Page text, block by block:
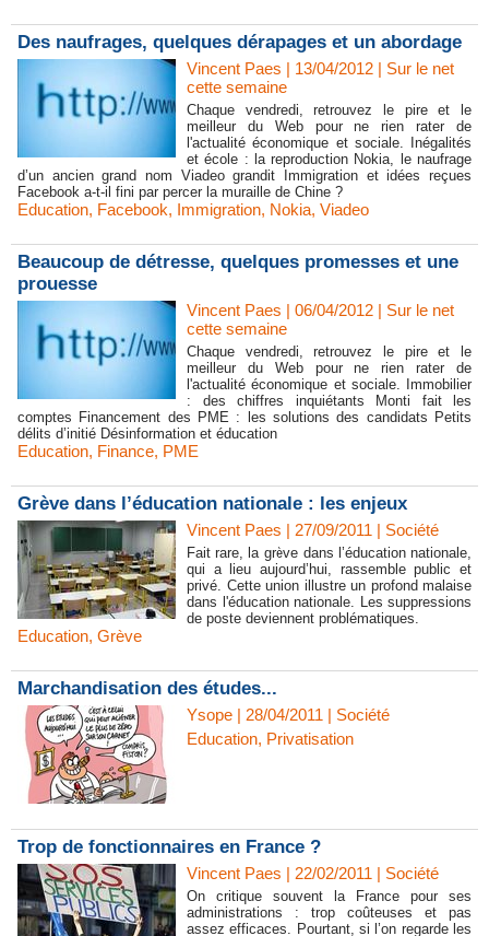
Des naufrages, quelques dérapages et un abordage
Vincent Paes | 13/04/2012 | Sur le net
cette semaine
Chaque vendredi, retrouvez le pire et le
meilleur du Web pour ne rien rater de
l'actualité économique et sociale. Inégalités
et école : la reproduction Nokia, le naufrage
d’un ancien grand nom Viadeo grandit Immigration et idées reçues
Facebook a-t-il fini par percer la muraille de Chine ?
Education, Facebook, Immigration, Nokia, Viadeo
Beaucoup de détresse, quelques promesses et une
prouesse
Vincent Paes | 06/04/2012 | Sur le net
cette semaine
Chaque vendredi, retrouvez le pire et le
meilleur du Web pour ne rien rater de
l'actualité économique et sociale. Immobilier
: des chiffres inquiétants Monti fait les
comptes Financement des PME : les solutions des candidats Petits
délits d’initié Désinformation et éducation
Education, Finance, PME
Grève dans l’éducation nationale : les enjeux
Vincent Paes | 27/09/2011 | Société
Fait rare, la grève dans l’éducation nationale,
qui a lieu aujourd’hui, rassemble public et
privé. Cette union illustre un profond malaise
dans l'éducation nationale. Les suppressions
de poste deviennent problématiques.
Education, Grève
Marchandisation des études...
Ysope | 28/04/2011 | Société
Education, Privatisation
Trop de fonctionnaires en France ?
Vincent Paes | 22/02/2011 | Société
On critique souvent la France pour ses
administrations : trop coûteuses et pas
assez efficaces. Pourtant, si l’on regarde les